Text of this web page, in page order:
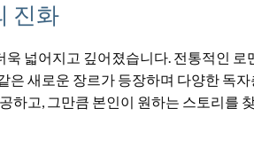
진화
욱 넓어지고 깊어졌습니다. 전통적인
은 새로운 장르가 등장하며 다양한 독
하고, 그만큼 본인이 원하는 스토리를